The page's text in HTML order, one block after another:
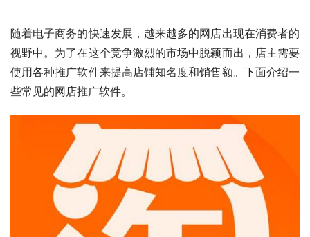
随着电子商务的快速发展，越来越多的网店出现在消费者的
视野中。为了在这个竞争激烈的市场中脱颖而出，店主需要
使用各种推广软件来提高店铺知名度和销售额。下面介绍一
些常见的网店推广软件。